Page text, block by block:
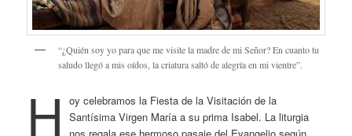
“¿Quién soy yo para que me visite la madre de mi Señor? En cuanto tu
saludo llegó a mis oídos, la criatura saltó de alegría en mi vientre”.
H
oy celebramos la Fiesta de la Visitación de la
Santísima Virgen María a su prima Isabel. La liturgia